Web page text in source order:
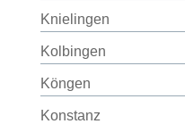
Knielingen
Kolbingen
Köngen
Konstanz